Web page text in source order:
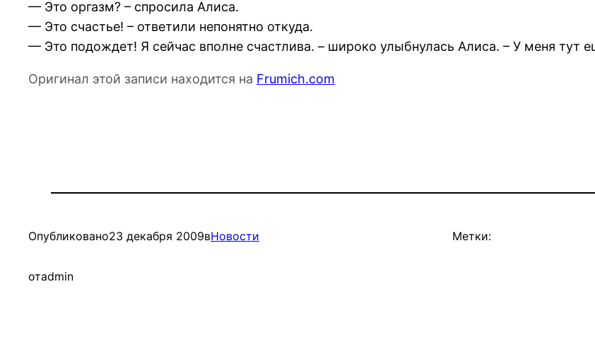
— Это оргазм? – спросила Алиса.
— Это счастье! – ответили непонятно откуда.
— Это подождет! Я сейчас вполне счастлива. – широко улыбнулась Алиса. – У меня тут
Оригинал этой записи находится на Frumich.com
Опубликовано23 декабря 2009вНовости
отadmin
Метки: